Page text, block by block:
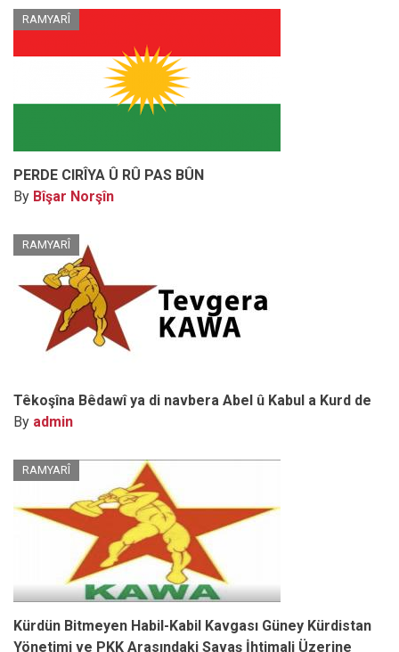
RAMYARÎ
PERDE CIRÎYA Û RÛ PAS BÛN
By Bîşar Norşîn
RAMYARÎ
Têkoşîna Bêdawî ya di navbera Abel û Kabul a Kurd de
By admin
RAMYARÎ
Kürdün Bitmeyen Habil-Kabil Kavgası Güney Kürdistan
Yönetimi ve PKK Arasındaki Savaş İhtimali Üzerine